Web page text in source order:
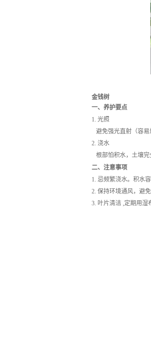
金钱树
一、养护要点
1. 光照
避免强光直射（容易
2. 浇水
根部怕积水，土壤
二、注意事项
1. 忌频繁浇水。积水
2. 保持环境通风，避免
3. 叶片清洁 定期用湿